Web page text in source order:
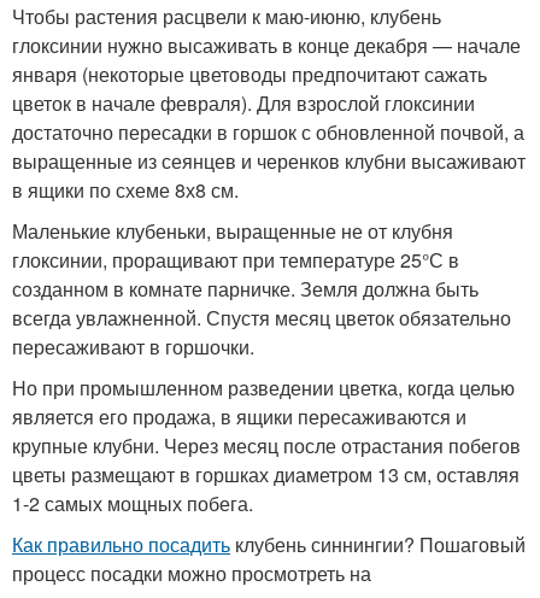
Чтобы растения расцвели к маю-июню, клубень
глоксинии нужно высаживать в конце декабря — начале
января (некоторые цветоводы предпочитают сажать
цветок в начале февраля). Для взрослой глоксинии
достаточно пересадки в горшок с обновленной почвой, а
выращенные из сеянцев и черенков клубни высаживают
в ящики по схеме 8х8 см.
Маленькие клубеньки, выращенные не от клубня
глоксинии, проращивают при температуре 25°С в
созданном в комнате парничке. Земля должна быть
всегда увлажненной. Спустя месяц цветок обязательно
пересаживают в горшочки.
Но при промышленном разведении цветка, когда целью
является его продажа, в ящики пересаживаются и
крупные клубни. Через месяц после отрастания побегов
цветы размещают в горшках диаметром 13 см, оставляя
1-2 самых мощных побега.
Как правильно посадить клубень синнингии? Пошаговый
процесс посадки можно просмотреть на